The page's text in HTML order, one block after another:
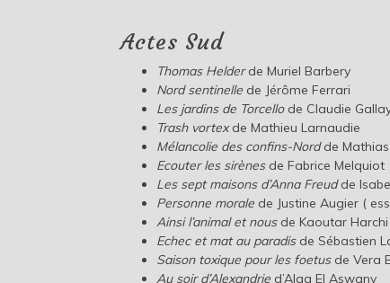
Actes Sud
Thomas Helderde Muriel Barbery
Nord sentinelle de Jérôme Ferrari
Les jardins de Torcellode Claudie
Trash vortexde Mathieu Larnaudie
Mélancolie des confins-Nordde
Ecouter les sirènesde Fabrice Melquiot
Les sept maisons d’Anna Freudde
Personne morale de Justine Augier (
Ainsi l’animal et nousde Kaoutar Harchi
Echec et mat au paradisde Sébastien
Saison toxique pour les foetusde Vera
Au soir d’Alexandrie d’Alaa El Aswany